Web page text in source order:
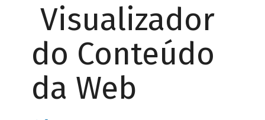
Visualizador
do Conteúdo
da Web